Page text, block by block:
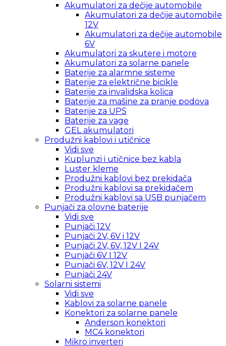
Akumulatori za dečije automobile
Akumulatori za dečije automobile
12V
Akumulatori za dečije automobile
6V
Akumulatori za skutere i motore
Akumulatori za solarne panele
Baterije za alarmne sisteme
Baterije za električne bicikle
Baterije za invalidska kolica
Baterije za mašine za pranje podova
Baterije za UPS
Baterije za vage
GEL akumulatori
Produžni kablovi i utičnice
Vidi sve
Kuplunzi i utičnice bez kabla
Luster kleme
Produžni kablovi bez prekidača
Produžni kablovi sa prekidačem
Produžni kablovi sa USB punjačem
Punjači za olovne baterije
Vidi sve
Punjači 12V
Punjači 2V, 6V i 12V
Punjači 2V, 6V, 12V I 24V
Punjači 6V I 12V
Punjači 6V, 12V I 24V
Punjači 24V
Solarni sistemi
Vidi sve
Kablovi za solarne panele
Konektori za solarne panele
Anderson konektori
MC4 konektori
Mikro inverteri